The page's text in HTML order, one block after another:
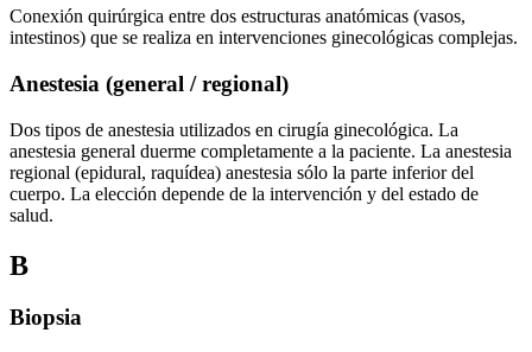
Conexión quirúrgica entre dos estructuras anatómicas (vasos,
intestinos) que se realiza en intervenciones ginecológicas complejas.
Anestesia (general / regional)
Dos tipos de anestesia utilizados en cirugía ginecológica. La
anestesia general duerme completamente a la paciente. La anestesia
regional (epidural, raquídea) anestesia sólo la parte inferior del
cuerpo. La elección depende de la intervención y del estado de
salud.
B
Biopsia